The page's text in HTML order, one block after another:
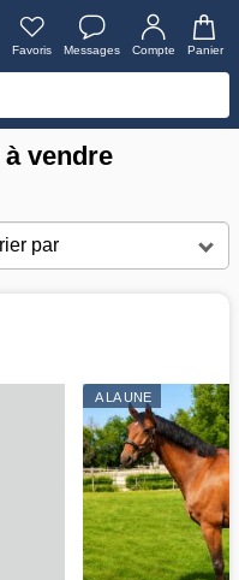
Favoris Messages Compte Panier
vendre
A LA UNE